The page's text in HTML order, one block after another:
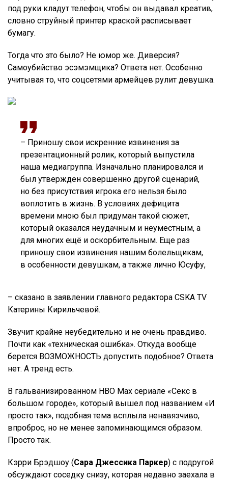
под руки кладут телефон, чтобы он выдавал креатив,
словно струйный принтер краской расписывает
бумагу.
Тогда что это было? Не юмор же. Диверсия?
Самоубийство эсэмэмщика? Ответа нет. Особенно
учитывая то, что соцсетями армейцев рулит девушка.
– Приношу свои искренние извинения за
презентационный ролик, который выпустила
наша медиагруппа. Изначально планировался и
был утвержден совершенно другой сценарий,
но без присутствия игрока его нельзя было
воплотить в жизнь. В условиях дефицита
времени мною был придуман такой сюжет,
который оказался неудачным и неуместным, а
для многих ещё и оскорбительным. Еще раз
приношу свои извинения нашим болельщикам,
в особенности девушкам, а также лично Юсуфу,
– сказано в заявлении главного редактора CSKA TV
Катерины Кирильчевой.
Звучит крайне неубедительно и не очень правдиво.
Почти как «техническая ошибка». Откуда вообще
берется ВОЗМОЖНОСТЬ допустить подобное? Ответа
нет. А тренд есть.
В гальванизированном HBO Max сериале «Секс в
большом городе», который вышел под названием «И
просто так», подобная тема всплыла ненавязчиво,
впроброс, но не менее запоминающимся образом.
Просто так.
Кэрри Брэдшоу (Сара Джессика Паркер) с подругой
обсуждают соседку снизу, которая недавно заехала в